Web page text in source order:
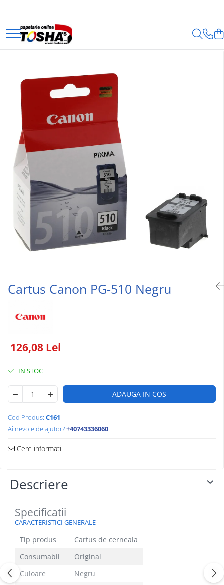
PRODUSE
TIPIZATE
FISCALE
PAZĂ ȘI PROTECȚIE
TRANSPORTATORI
PROTECȚIA MUNCII
ASOCIAȚII DE PROPRIETARI
SPECIALE
HOTEL ȘI RESTAURANT
CARTUSE TONERE
CANON
EPSON
XEROX
HARTIE SI ARTICOLE DIN HARTIE
HARTIE COPIATOR
Cartus Canon PG-510 Negru
126,08 Lei
IN STOC
ADAUGA IN COS
Cod Produs: C161
Ai nevoie de ajutor?+40743336060
Cere informatii
Descriere
Specificatii
CARACTERISTICI GENERALE
Tip produs
Cartus de cerneala
Consumabil
Original
Culoare
Negru